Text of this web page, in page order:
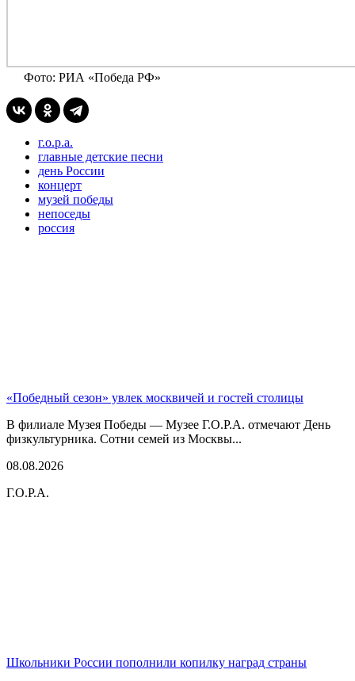
Фото: РИА «Победа РФ»
г.о.р.а.
главные детские песни
день России
концерт
музей победы
непоседы
россия
«Победный сезон» увлек москвичей и гостей столицы
В филиале Музея Победы — Музее Г.О.Р.А. отмечают День
физкультурника. Сотни семей из Москвы...
08.08.2026
Г.О.Р.А.
Школьники России пополнили копилку наград страны